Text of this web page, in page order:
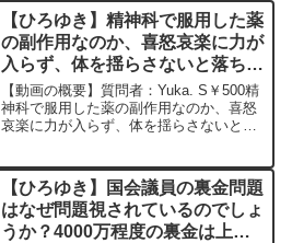
理をしますか？ 新しい友達作るのは、今
はちょっと...
【ひろゆき】精神科で服用した薬
の副作用なのか、喜怒哀楽に力が
入らず、体を揺らさないと落ち着
かない日々が続いていますー ひ
ろゆき切り抜き 20230323
【動画の概要】質問者：Yuka. S￥500精
神科で服用した薬の副作用なのか、喜怒
哀楽に力が入らず、体を揺らさないと落
湧き上がりません。こんな生活で育児と
仕事復帰が両...
【ひろゆき】国会議員の裏金問題
はなぜ問題視されているのでしょ
うか？4000万程度の裏金は上級